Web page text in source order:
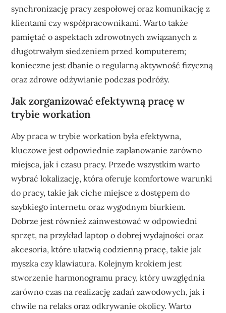
synchronizację pracy zespołowej oraz komunikację z
klientami czy współpracownikami. Warto także
pamiętać o aspektach zdrowotnych związanych z
długotrwałym siedzeniem przed komputerem;
konieczne jest dbanie o regularną aktywność fizyczną
oraz zdrowe odżywianie podczas podróży.
Jak zorganizować efektywną pracę w
trybie workation
Aby praca w trybie workation była efektywna,
kluczowe jest odpowiednie zaplanowanie zarówno
miejsca, jak i czasu pracy. Przede wszystkim warto
wybrać lokalizację, która oferuje komfortowe warunki
do pracy, takie jak ciche miejsce z dostępem do
szybkiego internetu oraz wygodnym biurkiem.
Dobrze jest również zainwestować w odpowiedni
sprzęt, na przykład laptop o dobrej wydajności oraz
akcesoria, które ułatwią codzienną pracę, takie jak
myszka czy klawiatura. Kolejnym krokiem jest
stworzenie harmonogramu pracy, który uwzględnia
zarówno czas na realizację zadań zawodowych, jak i
chwile na relaks oraz odkrywanie okolicy. Warto